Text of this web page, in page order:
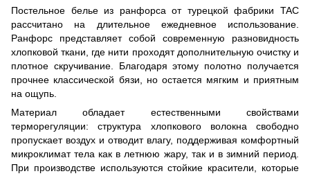
Постельное белье из ранфорса от турецкой фабрики TAC
рассчитано на длительное ежедневное использование.
Ранфорс представляет собой современную разновидность
хлопковой ткани, где нити проходят дополнительную очистку и
плотное скручивание. Благодаря этому полотно получается
прочнее классической бязи, но остается мягким и приятным
на ощупь.
Материал обладает естественными свойствами
терморегуляции: структура хлопкового волокна свободно
пропускает воздух и отводит влагу, поддерживая комфортный
микроклимат тела как в летнюю жару, так и в зимний период.
При производстве используются стойкие красители, которые